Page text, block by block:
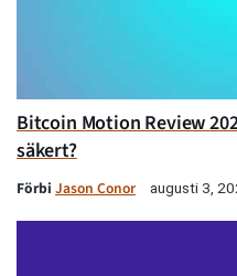
Bitcoin Motion Review
säkert?
Förbi Jason Conor augusti 3,